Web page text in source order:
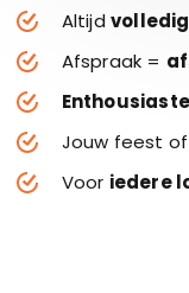
Altijd
Afspraak =
Jouw feest
Voor iedere